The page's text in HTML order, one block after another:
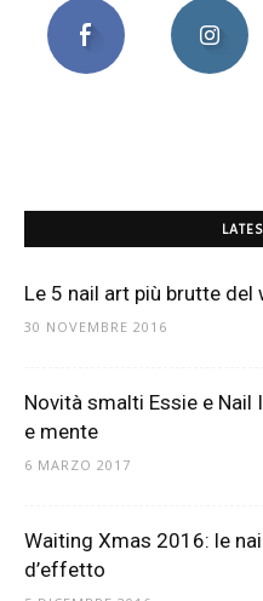
Le 5 nail art più brutte del
30 NOVEMBRE 2016
Novità smalti Essie e Nail
e mente
6 MARZO 2017
Waiting Xmas 2016: le
d’effetto